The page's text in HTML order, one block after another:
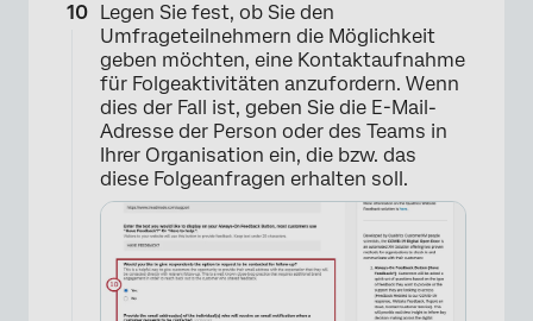
×
Legen Sie fest, ob Sie den
Umfrageteilnehmern die Möglichkeit
geben möchten, eine Kontaktaufnahme
für Folgeaktivitäten anzufordern. Wenn
dies der Fall ist, geben Sie die E-Mail-
Adresse der Person oder des Teams in
Ihrer Organisation ein, die bzw. das
diese Folgeanfragen erhalten soll.